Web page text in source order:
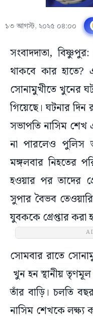
১৩ আগস্ট, ২০২৫ ০৪:০০
সংবাদদাতা,
থাকবে কার হাতে?
সোনামুখীতে খুনের
গিয়েছে। ঘটনার
সভাপতি নাসিম শেখ
না পারলেও
মঙ্গলবার নিহতের
হওয়ার পর তাদের
সুপার বৈভব
যুবককে গ্রেপ্তার করা
সোমবার রাতে
খুন হন স্থানীয়
তাঁর বাড়ি। চলতি
নাসিম শেখকে লক্ষ্য